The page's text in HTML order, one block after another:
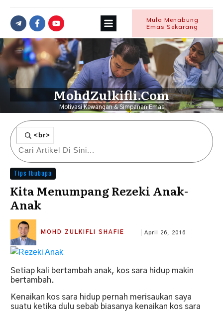
Mula Menabung
Emas Sekarang
MohdZulkifli.Com
Motivasi Kewangan & Simpanan Emas
<br>
Tips Ibubapa
Kita Menumpang Rezeki Anak-
Anak
MOHD ZULKIFLI SHAFIE April 26, 2016
Setiap kali bertambah anak, kos sara hidup makin
bertambah.
Kenaikan kos sara hidup pernah merisaukan saya
suatu ketika dulu sebab biasanya kenaikan kos sara